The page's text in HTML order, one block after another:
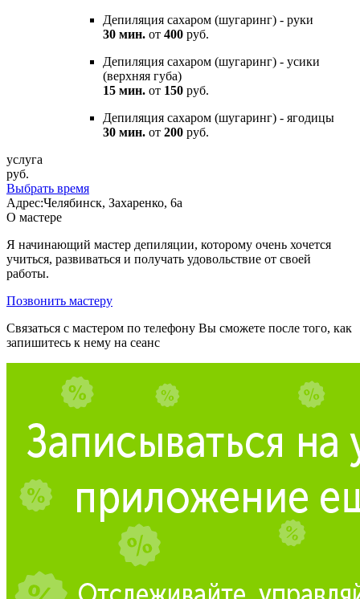
Депиляция сахаром (шугаринг) - руки
30 мин. от 400 руб.
Депиляция сахаром (шугаринг) - усики
(верхняя губа)
15 мин. от 150 руб.
Депиляция сахаром (шугаринг) - ягодицы
30 мин. от 200 руб.
услуга
руб.
Выбрать время
Адрес:Челябинск, Захаренко, 6а
О мастере
Я начинающий мастер депиляции, которому очень хочется
учиться, развиваться и получать удовольствие от своей
работы.
Позвонить мастеру
Связаться с мастером по телефону Вы сможете после того, как
запишитесь к нему на сеанс